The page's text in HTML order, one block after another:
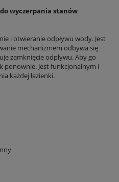
do wyczerpania stanów
i otwieranie odpływu wody. Jest
mechanizmem odbywa się
zamknięcie odpływu. Aby go
ponownie. Jest funkcjonalnym i
każdej łazienki.